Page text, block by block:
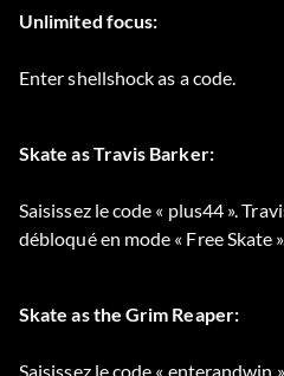
Unlimited focus:
Enter shellshock as a code.
Skate as Travis Barker:
Saisissez le code « plus44 ».
débloqué en mode « Free Skate
Skate as the Grim Reaper:
Saisissez le code « enterandwin